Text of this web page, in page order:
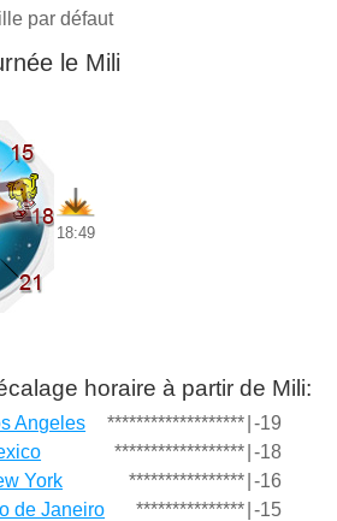
par défaut
le Mili
18:49
horaire à partir de Mili:
Angeles ******************* -19
****************** -18
York
**************** -16
de Janeiro
*************** -15